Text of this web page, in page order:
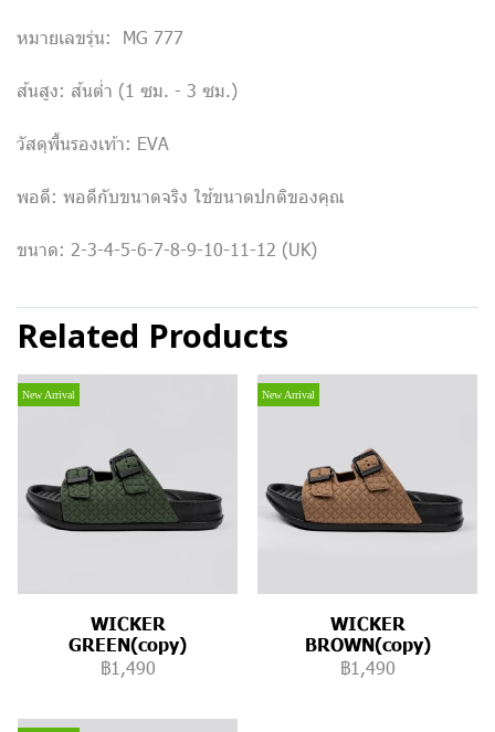
หมายเลขรุ่น: MG 777
ส้นสูง: ส้นต่ำ (1 ซม. - 3 ซม.)
วัสดุพื้นรองเท้า: EVA
พอดี: พอดีกับขนาดจริง ใช้ขนาดปกติของคุณ
ขนาด: 2-3-4-5-6-7-8-9-10-11-12 (UK)
Related Products
New Arrival
WICKER
GREEN(copy)
฿1,490
New Arrival
WICKER
BROWN(copy)
฿1,490